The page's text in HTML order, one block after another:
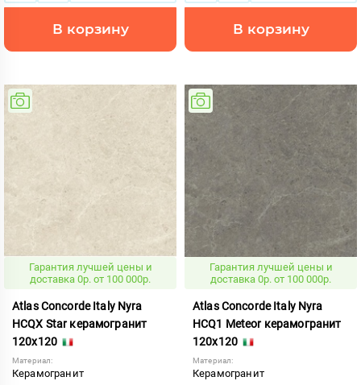
В корзину В корзину
Гарантия лучшей цены и
доставка 0р. от 100 000р.
Atlas Concorde Italy Nyra
HCQX Star керамогранит
120x120
Материал:
Керамогранит
Гарантия лучшей цены и
доставка 0р. от 100 000р.
Atlas Concorde Italy Nyra
HCQ1 Meteor керамогранит
120x120
Материал:
Керамогранит